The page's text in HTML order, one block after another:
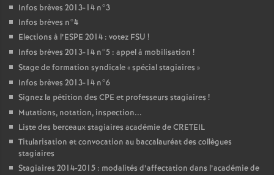
Infos brèves 2013-14 n°3
Infos brèves n°4
Elections à l’ESPE 2014 : votez FSU !
Infos brèves 2013-14 n°5 : appel à mobilisation !
Stage de formation syndicale «spécial stagiaires »
Infos brèves 2013-14 n°6
Signez la pétition des CPE et professeurs stagiaires !
Mutations, notation, inspection...
Liste des berceaux stagiaires académie deCRETEIL
Titularisation et convocation au baccalauréat des collègues
stagiaires
Stagiaires 2014-2015 : modalités d’affectation dans l’académie de